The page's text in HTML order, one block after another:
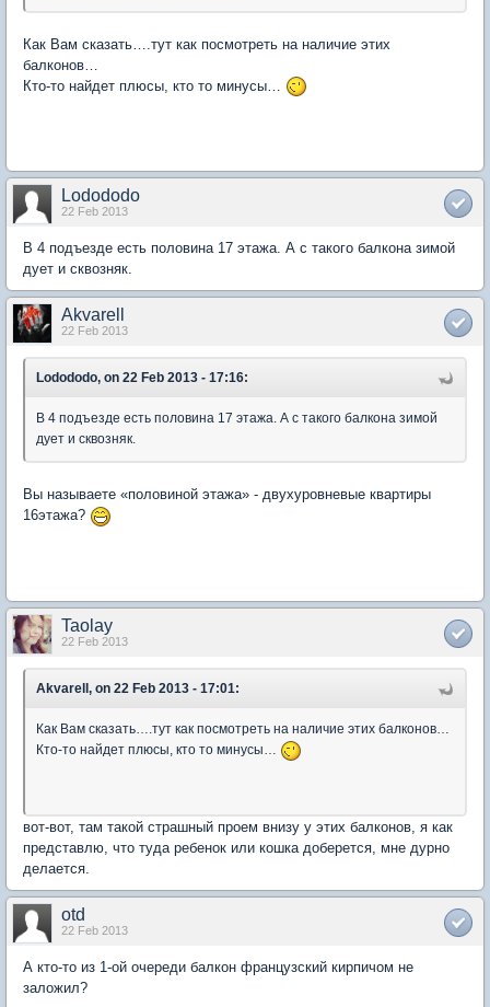
Как Вам сказать….тут как посмотреть на наличие этих
балконов…
Кто-то найдет плюсы, кто то минусы…
Lodododo
22 Feb 2013
В 4 подъезде есть половина 17 этажа. А с такого балкона зимой
дует и сквозняк.
Akvarell
22 Feb 2013
Lodododo, on 22 Feb 2013 - 17:16:
В 4 подъезде есть половина 17 этажа. А с такого балкона зимой
дует и сквозняк.
Вы называете «половиной этажа» - двухуровневые квартиры
16этажа?
Taolay
22 Feb 2013
Akvarell, on 22 Feb 2013 - 17:01:
Как Вам сказать….тут как посмотреть на наличие этих балконов…
Кто-то найдет плюсы, кто то минусы…
вот-вот, там такой страшный проем внизу у этих балконов, я как
представлю, что туда ребенок или кошка доберется, мне дурно
делается.
otd
22 Feb 2013
А кто-то из 1-ой очереди балкон французский кирпичом не
заложил?